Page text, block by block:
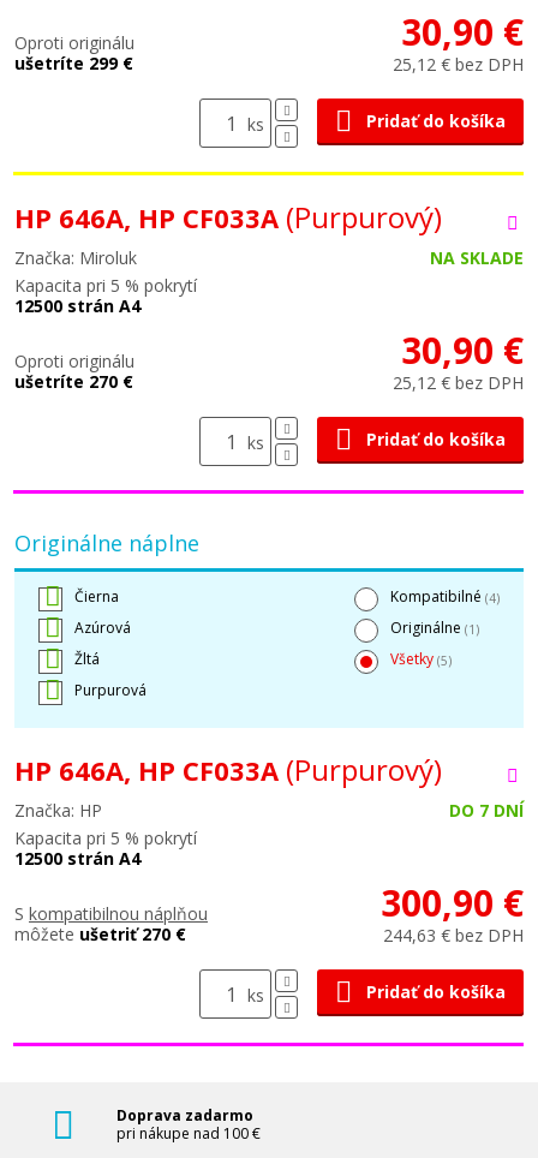
Oproti originálu
ušetríte 299 €
30,90 €
25,12 € bez DPH
ks Pridať do košíka
HP 646A, HP CF033A (Purpurový)
Značka: Miroluk
NA SKLADE
Kapacita pri 5 % pokrytí
12500 strán A4
Oproti originálu
ušetríte 270 €
30,90 €
25,12 € bez DPH
ks Pridať do košíka
Originálne náplne
Čierna
Azúrová
Žltá
Purpurová
Kompatibilné (4)
Originálne (1)
Všetky (5)
HP 646A, HP CF033A (Purpurový)
Značka: HP
DO 7 DNÍ
Kapacita pri 5 % pokrytí
12500 strán A4
S kompatibilnou náplňou
môžete ušetriť 270 €
300,90 €
244,63 € bez DPH
ks Pridať do košíka
Doprava zadarmo
pri nákupe nad 100 €